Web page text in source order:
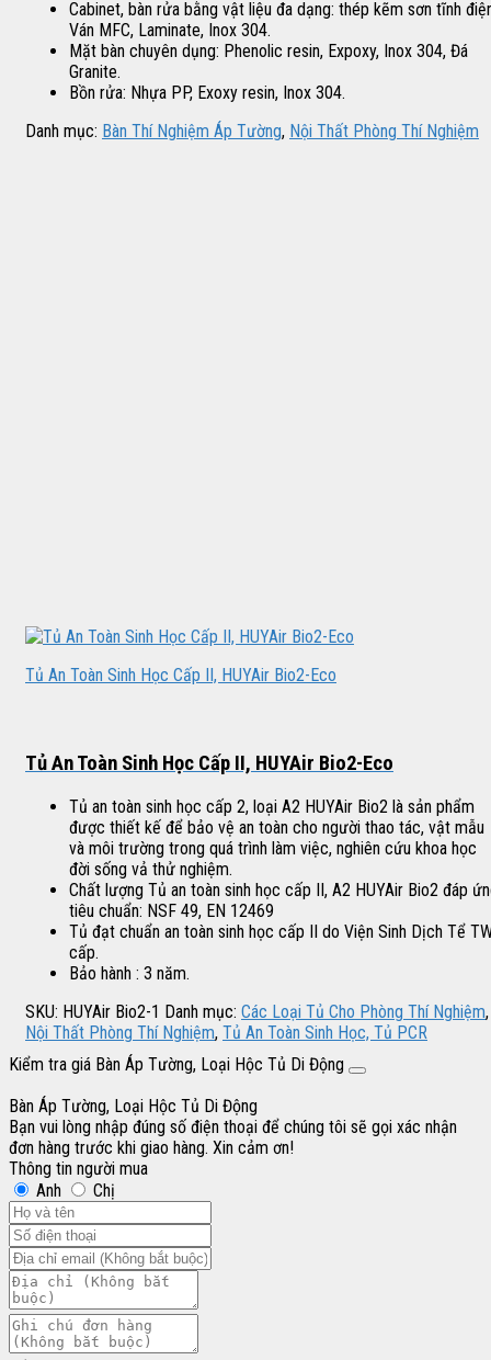
Cabinet, bàn rửa bằng vật liệu đa dạng: thép kẽm sơn tĩnh
Ván MFC, Laminate, Inox 304.
Mặt bàn chuyên dụng: Phenolic resin, Expoxy, Inox 304, Đá
Granite.
Bồn rửa: Nhựa PP, Exoxy resin, Inox 304.
Danh mục: Bàn Thí Nghiệm Áp Tường, Nội Thất Phòng Thí Nghiệm
Tủ An Toàn Sinh Học Cấp II, HUYAir Bio2-Eco
Tủ An Toàn Sinh Học Cấp II, HUYAir Bio2-Eco
Tủ an toàn sinh học cấp 2, loại A2 HUYAir Bio2 là sản phẩm
được thiết kế để bảo vệ an toàn cho người thao tác, vật mẫu
và môi trường trong quá trình làm việc, nghiên cứu khoa học
đời sống vả thử nghiệm.
Chất lượng Tủ an toàn sinh học cấp II, A2 HUYAir Bio2 đáp
tiêu chuẩn: NSF 49, EN 12469
Tủ đạt chuẩn an toàn sinh học cấp II do Viện Sinh Dịch Tể
cấp.
Bảo hành : 3 năm.
SKU: HUYAir Bio2-1 Danh mục: Các Loại Tủ Cho Phòng Thí Nghiệm,
Nội Thất Phòng Thí Nghiệm, Tủ An Toàn Sinh Học, Tủ PCR
Kiểm tra giá Bàn Áp Tường, Loại Hộc Tủ Di Động
Bàn Áp Tường, Loại Hộc Tủ Di Động
Bạn vui lòng nhập đúng số điện thoại để chúng tôi sẽ gọi xác nhận
đơn hàng trước khi giao hàng. Xin cảm ơn!
Thông tin người mua
Anh
Chị